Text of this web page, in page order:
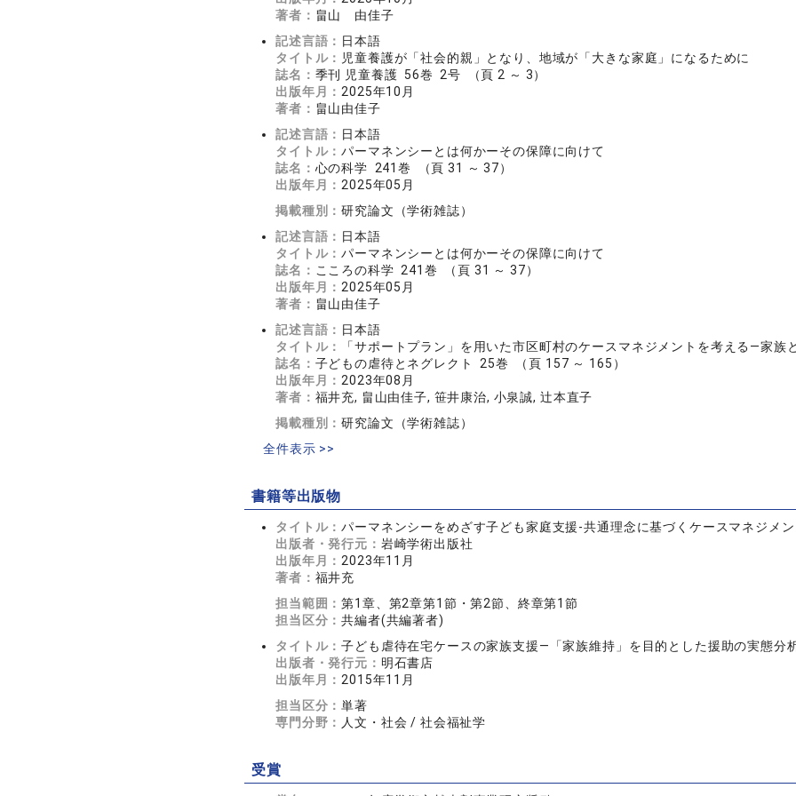
著者： 畠山 由佳子
記述言語： 日本語
タイトル： 児童養護が「社会的親」となり、地域が「大きな家庭」になるために
誌名： 季刊 児童養護 56巻 2号 （頁 2 ～ 3）
出版年月： 2025年10月
著者： 畠山由佳子
記述言語： 日本語
タイトル：パーマネンシーとは何かーその保障に向けて
誌名： 心の科学 241巻 （頁 31 ～ 37）
出版年月： 2025年05月
掲載種別：研究論文（学術雑誌）
記述言語： 日本語
タイトル：パーマネンシーとは何かーその保障に向けて
誌名： こころの科学 241巻 （頁 31 ～ 37）
出版年月： 2025年05月
著者： 畠山由佳子
記述言語： 日本語
タイトル：
「サポートプラン」を用いた市区町村のケースマネジメントを考える―家族
誌名： 子どもの虐待とネグレクト 25巻 （頁 157 ～ 165）
出版年月： 2023年08月
著者： 福井充, 畠山由佳子, 笹井康治, 小泉誠, 辻本直子
掲載種別：研究論文（学術雑誌）
全件表示 >>
書籍等出版物
タイトル：パーマネンシーをめざす子ども家庭支援-共通理念に基づくケースマネジメ
出版者・発行元： 岩崎学術出版社
出版年月： 2023年11月
著者： 福井充
担当範囲：第1章、第2章第1節・第2節、終章第1節
担当区分：共編者(共編著者)
タイトル：子ども虐待在宅ケースの家族支援―「家族維持」を目的とした援助の実態分
出版者・発行元： 明石書店
出版年月： 2015年11月
担当区分：単著
専門分野： 人文・社会 / 社会福祉学
受賞